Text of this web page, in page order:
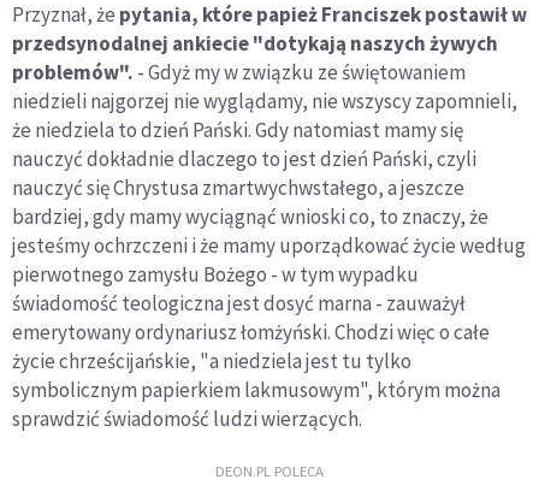
Przyznał, że pytania, które papież Franciszek postawił w
przedsynodalnej ankiecie "dotykają naszych żywych
problemów". - Gdyż my w związku ze świętowaniem
niedzieli najgorzej nie wyglądamy, nie wszyscy zapomnieli,
że niedziela to dzień Pański. Gdy natomiast mamy się
nauczyć dokładnie dlaczego to jest dzień Pański, czyli
nauczyć się Chrystusa zmartwychwstałego, a jeszcze
bardziej, gdy mamy wyciągnąć wnioski co, to znaczy, że
jesteśmy ochrzczeni i że mamy uporządkować życie według
pierwotnego zamysłu Bożego - w tym wypadku
świadomość teologiczna jest dosyć marna - zauważył
emerytowany ordynariusz łomżyński. Chodzi więc o całe
życie chrześcijańskie, "a niedziela jest tu tylko
symbolicznym papierkiem lakmusowym", którym można
sprawdzić świadomość ludzi wierzących.
DEON.PL POLECA